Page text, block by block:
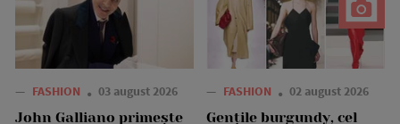
— FASHION 03 august 2026
John Galliano primește
— FASHION 02 august 2026
Gențile burgundy, cel